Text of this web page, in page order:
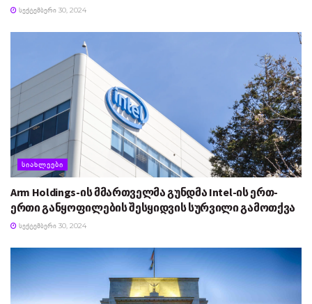
ᲡᲔᲥᲢᲔᲛᲑᲔᲠᲘ 30, 2024
ᲡᲘᲐᲮᲚᲔᲔᲑᲘ
Arm Holdings-ის მმართველმა გუნდმა Intel-ის ერთ-
ერთი განყოფილების შესყიდვის სურვილი გამოთქვა
ᲡᲔᲥᲢᲔᲛᲑᲔᲠᲘ 30, 2024